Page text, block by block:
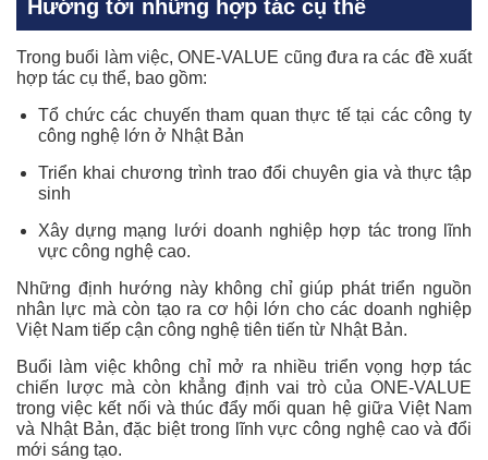
Hướng tới những hợp tác cụ thể
Trong buổi làm việc, ONE-VALUE cũng đưa ra các đề xuất
hợp tác cụ thể, bao gồm:
Tổ chức các chuyến tham quan thực tế tại các công ty
công nghệ lớn ở Nhật Bản
Triển khai chương trình trao đổi chuyên gia và thực tập
sinh
Xây dựng mạng lưới doanh nghiệp hợp tác trong lĩnh
vực công nghệ cao.
Những định hướng này không chỉ giúp phát triển nguồn
nhân lực mà còn tạo ra cơ hội lớn cho các doanh nghiệp
Việt Nam tiếp cận công nghệ tiên tiến từ Nhật Bản.
Buổi làm việc không chỉ mở ra nhiều triển vọng hợp tác
chiến lược mà còn khẳng định vai trò của ONE-VALUE
trong việc kết nối và thúc đẩy mối quan hệ giữa Việt Nam
và Nhật Bản, đặc biệt trong lĩnh vực công nghệ cao và đổi
mới sáng tạo.